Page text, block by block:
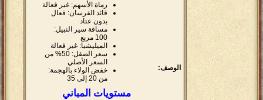
الوصف:
رماة الأسهم: غير فعالة
قائد الفرسان: فعال
بدون عتاد
مسافة سير النبيل:
100 مربع
الميليشيا: غير فعالة
سعر الصقل: 50% من
السعر الأصلي
خفض الولاء بالهجمة:
من 20 إلى 35
مستويات المباني